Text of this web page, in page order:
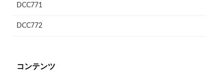
DCC771
DCC772
コンテンツ